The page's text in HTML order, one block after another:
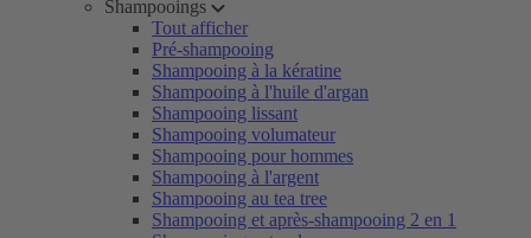
Shampooings
Tout afficher
Pré-shampooing
Shampooing à la kératine
Shampooing à l'huile d'argan
Shampooing lissant
Shampooing volumateur
Shampooing pour hommes
Shampooing à l'argent
Shampooing au tea tree
Shampooing et après-shampooing 2 en 1